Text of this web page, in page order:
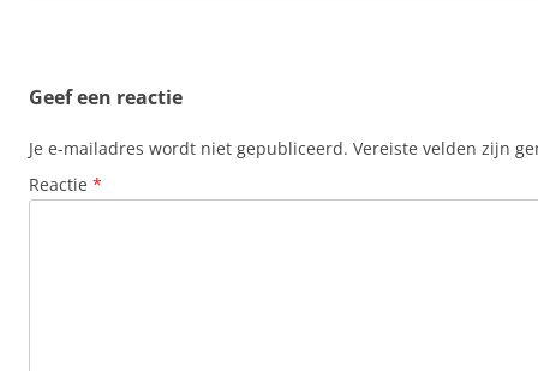
Geef een reactie
Je e-mailadres wordt niet gepubliceerd. Vereiste velden zijn
Reactie *